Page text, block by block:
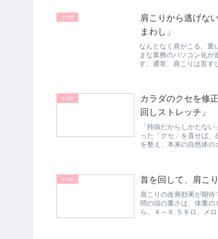
その他
肩こりから逃げな
まわし」
なんとなく肩がこる。
まな業務のパソコン化
す。通常、肩こりは首す
その他
カラダのクセを修
回しストレッチ」
「持病だからしかたな
った「クセ」を直せば
を整え、本来の自然体
その他 首を回して、肩こ
肩こりの改善効果が期
間の頭の重さは、体重
ら、４～６.５キロ。メ